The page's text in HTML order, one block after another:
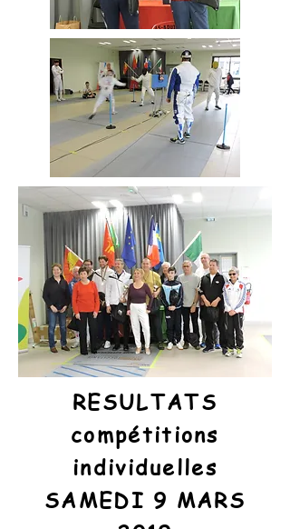
RESULTATS
compétitions
individuelles
SAMEDI 9 MARS